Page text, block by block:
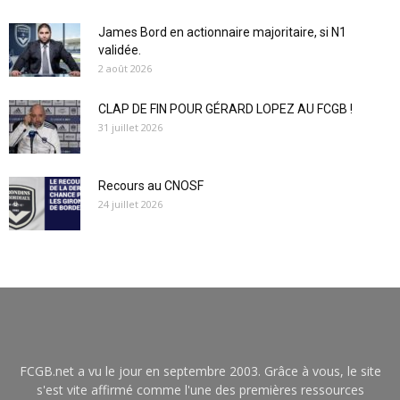
James Bord en actionnaire majoritaire, si N1
validée.
2 août 2026
CLAP DE FIN POUR GÉRARD LOPEZ AU FCGB !
31 juillet 2026
Recours au CNOSF
24 juillet 2026
FCGB.net a vu le jour en septembre 2003. Grâce à vous, le site
s'est vite affirmé comme l'une des premières ressources